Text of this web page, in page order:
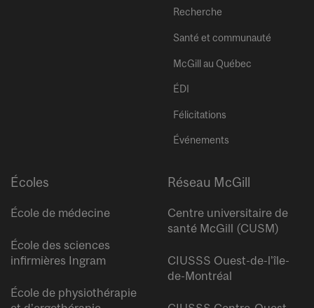
Recherche
Santé et communauté
McGill au Québec
ÉDI
Félicitations
Événements
Écoles
École de médecine
École des sciences
infirmières Ingram
École de physiothérapie
Réseau McGill
Centre universitaire de
santé McGill (CUSM)
CIUSSS Ouest-de-l’île-
de-Montréal